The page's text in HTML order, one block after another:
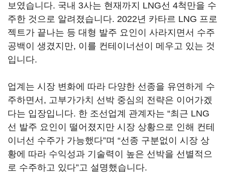
보였습니다. 국내 3사는 현재까지 LNG선 4척만을 수
주한 것으로 알려졌습니다. 2022년 카타르 LNG 프로
젝트가 끝나는 등 대형 발주 요인이 사라지면서 수주
공백이 생겼지만, 이를 컨테이너선이 메우고 있는 것
입니다.
업계는 시장 변화에 따라 다양한 선종을 유연하게 수
주하면서, 고부가가치 선박 중심의 전략은 이어가겠
다는 입장입니다. 한 조선업계 관계자는 “최근 LNG
선 발주 요인이 떨어졌지만 시장 상황으로 인해 컨테
이너선 수주가 가능했다”며 “선종 구분없이 시장 상
황에 따라 수익성과 기술력이 높은 선박을 선별적으
로 수주하고 있다”고 설명했습니다.